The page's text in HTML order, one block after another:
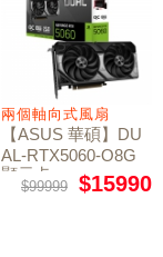
兩個軸向式風扇
【ASUS 華碩】DU
AL-RTX5060-O8G
顯示卡
$99999 $15990